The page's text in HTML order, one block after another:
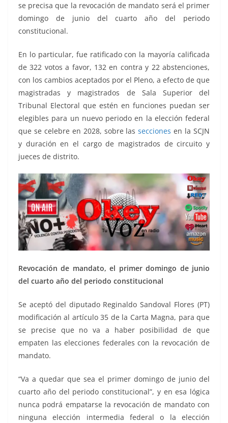
se precisa que la revocación de mandato será el primer
domingo de junio del cuarto año del periodo
constitucional.
En lo particular, fue ratificado con la mayoría calificada
de 322 votos a favor, 132 en contra y 22 abstenciones,
con los cambios aceptados por el Pleno, a efecto de que
magistradas y magistrados de Sala Superior del
Tribunal Electoral que estén en funciones puedan ser
elegibles para un nuevo periodo en la elección federal
que se celebre en 2028, sobre lasseccionesen la SCJN
y duración en el cargo de magistrados de circuito y
jueces de distrito.
Revocación de mandato, el primer domingo de junio
del cuarto año del periodo constitucional
Se aceptó del diputado Reginaldo Sandoval Flores (PT)
modificación al artículo 35 de la Carta Magna, para que
se precise que no va a haber posibilidad de que
empaten las elecciones federales con la revocación de
mandato.
“Va a quedar que sea el primer domingo de junio del
cuarto año del periodo constitucional”, y en esa lógica
nunca podrá empatarse la revocación de mandato con
ninguna elección intermedia federal o la elección